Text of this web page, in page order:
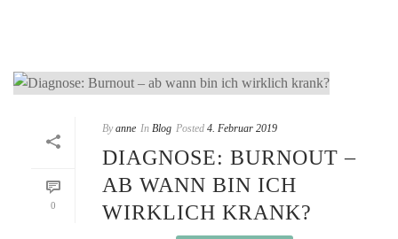
0
By anne In Blog Posted 4. Februar 2019
DIAGNOSE: BURNOUT –
AB WANN BIN ICH
WIRKLICH KRANK?